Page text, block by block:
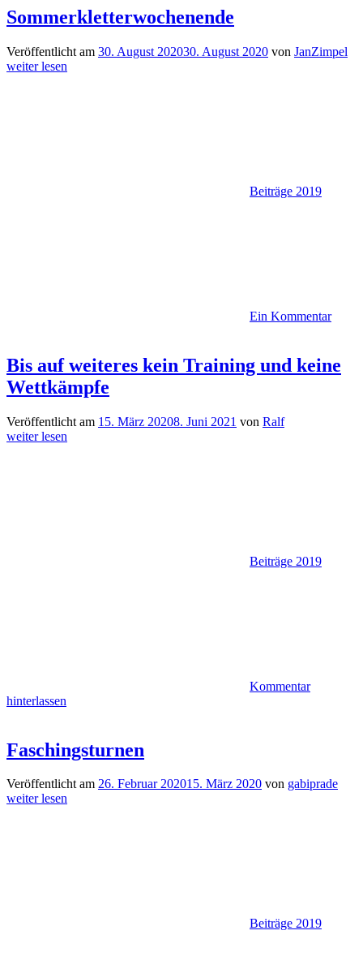
Sommerkletterwochenende
Veröffentlicht am 30. August 202030. August 2020 von JanZimpel
weiter lesen
Beiträge 2019
Ein Kommentar
Bis auf weiteres kein Training und keine
Wettkämpfe
Veröffentlicht am 15. März 20208. Juni 2021 von Ralf
weiter lesen
Beiträge 2019
Kommentar
hinterlassen
Faschingsturnen
Veröffentlicht am 26. Februar 202015. März 2020 von gabiprade
weiter lesen
Beiträge 2019